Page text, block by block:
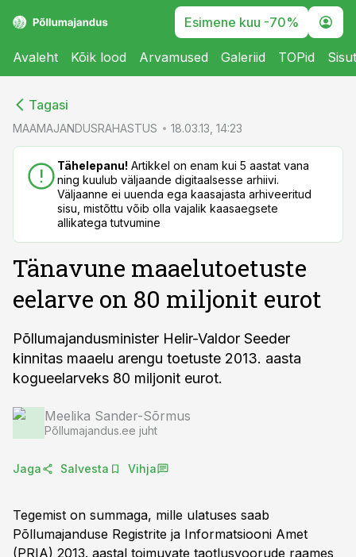
Esimene kuu -70%
Avaleht Kõik lood Arvamused Galeriid TOPid
Tagasi
MAAMAJANDUSRAHASTUS 18.03.13, 14:23
Tähelepanu! Artikkel on enam kui 5 aastat vana
ning kuulub väljaande digitaalsesse arhiivi.
Väljaanne ei uuenda ega kaasajasta arhiveeritud
sisu, mistõttu võib olla vajalik kaasaegsete
allikatega tutvumine
Tänavune maaelutoetuste
eelarve on 80 miljonit eurot
Põllumajandusminister Helir-Valdor Seeder
kinnitas maaelu arengu toetuste 2013. aasta
kogueelarveks 80 miljonit eurot.
Meelika Sander-Sõrmus
Põllumajandus.ee juht
Jaga Salvesta Vihja
Tegemist on summaga, mille ulatuses saab
Põllumajanduse Registrite ja Informatsiooni Amet
(PRIA) 2013. aastal toimuvate taotlusvoorude raames